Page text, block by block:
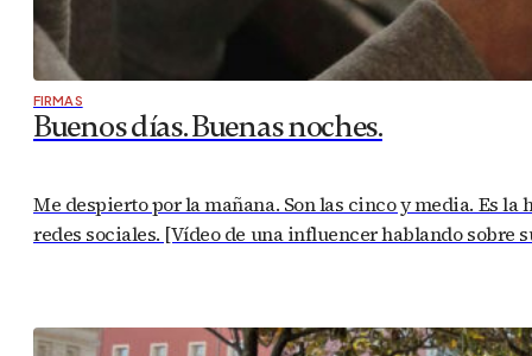
FIRMAS
Buenos días. Buenas noches.
Me despierto por la mañana. Son las cinco y media. Es
redes sociales. [Vídeo de una influencer hablando